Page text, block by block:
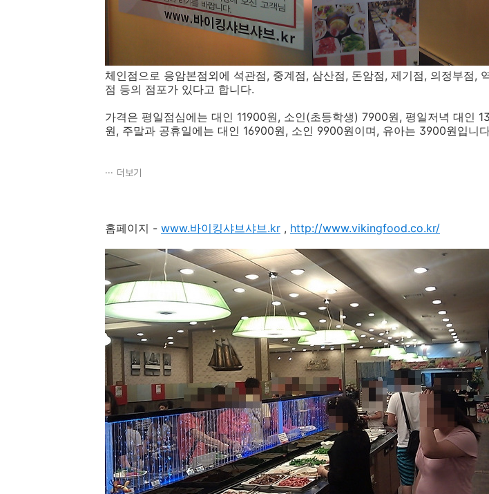
체인점으로 응암본점외에 석관점, 중계점, 삼산점, 돈암점, 제기점, 의정부점,
점 등의 점포가 있다고 합니다.
가격은 평일점심에는 대인 11900원, 소인(초등학생) 7900원, 평일저녁 대인
원, 주말과 공휴일에는 대인 16900원, 소인 9900원이며, 유아는 3900원입니
더보기
홈페이지 - www.바이킹샤브샤브.kr , http://www.vikingfood.co.kr/